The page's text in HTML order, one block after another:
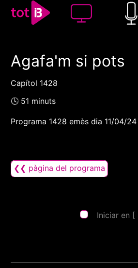
00:00 00:00
Agafa'm si pots
Capítol 1428
🕓 51 minuts
Programa 1428 emès dia 11/04/24
❮❮ pàgina del programa
Iniciar en [